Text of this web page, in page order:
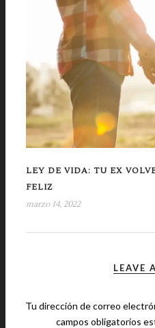
LEY DE VIDA: TU EX
FELIZ
marzo 14, 2022
LEAVE
Tu dirección de correo
campos obligatorios